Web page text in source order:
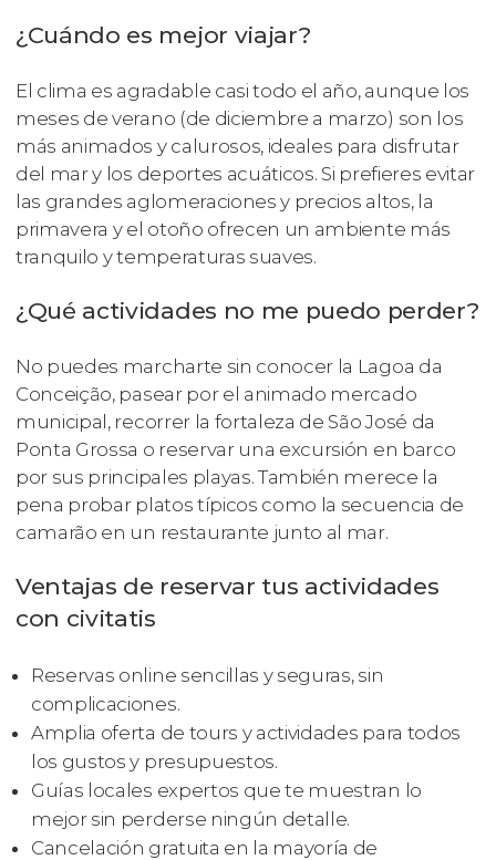
¿Cuándo es mejor viajar?
El clima es agradable casi todo el año, aunque los
meses de verano (de diciembre a marzo) son los
más animados y calurosos, ideales para disfrutar
del mar y los deportes acuáticos. Si prefieres evitar
las grandes aglomeraciones y precios altos, la
primavera y el otoño ofrecen un ambiente más
tranquilo y temperaturas suaves.
¿Qué actividades no me puedo perder?
No puedes marcharte sin conocer la Lagoa da
Conceição, pasear por el animado mercado
municipal, recorrer la fortaleza de São José da
Ponta Grossa o reservar una excursión en barco
por sus principales playas. También merece la
pena probar platos típicos como la secuencia de
camarão en un restaurante junto al mar.
Ventajas de reservar tus actividades
con civitatis
Reservas online sencillas y seguras, sin
complicaciones.
Amplia oferta de tours y actividades para todos
los gustos y presupuestos.
Guías locales expertos que te muestran lo
mejor sin perderse ningún detalle.
Cancelación gratuita en la mayoría de